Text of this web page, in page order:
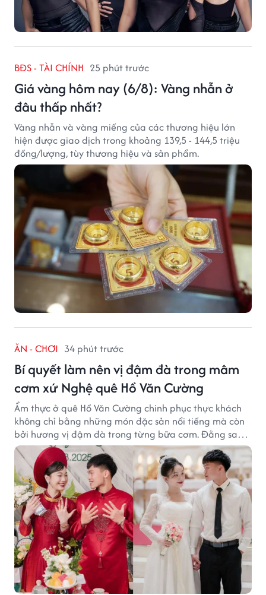
BĐS - TÀI CHÍNH 25 phút trước
Giá vàng hôm nay (6/8): Vàng nhẫn ở
đâu thấp nhất?
Vàng nhẫn và vàng miếng của các thương hiệu lớn
hiện được giao dịch trong khoảng 139,5 - 144,5 triệu
đồng/lượng, tùy thương hiệu và sản phẩm.
ĂN - CHƠI 34 phút trước
Bí quyết làm nên vị đậm đà trong mâm
cơm xứ Nghệ quê Hồ Văn Cường
Ẩm thực ở quê Hồ Văn Cường chinh phục thực khách
không chỉ bằng những món đặc sản nổi tiếng mà còn
bởi hương vị đậm đà trong từng bữa cơm. Đằng sau
nét giản dị ấy là những bí quyết được người dân gìn
giữ qua nhiều thế hệ.